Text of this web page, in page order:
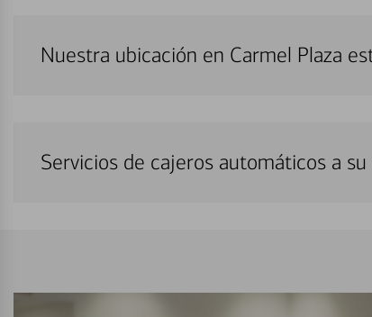
Nuestra ubicación en Carmel Plaza
Servicios de cajeros automáticos a